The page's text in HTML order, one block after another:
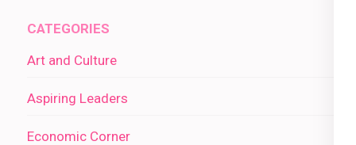
CATEGORIES
Art and Culture
Aspiring Leaders
Economic Corner